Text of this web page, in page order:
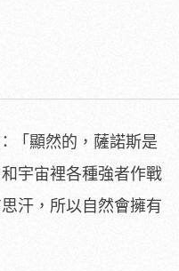
「顯然的，薩諾斯是
宇宙裡各種強者作戰
汗，所以自然會擁有